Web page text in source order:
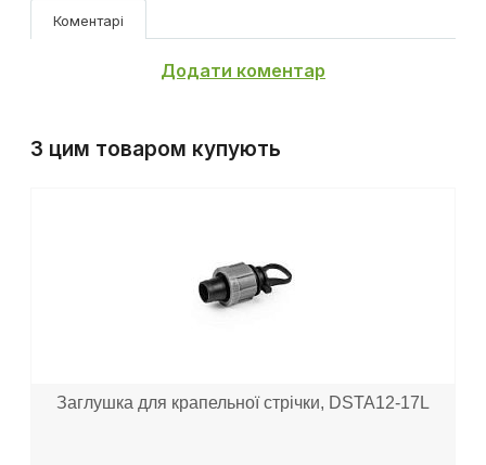
Коментарі
Додати коментар
З цим товаром купують
Заглушка для крапельної стрічки, DSTA12-17L